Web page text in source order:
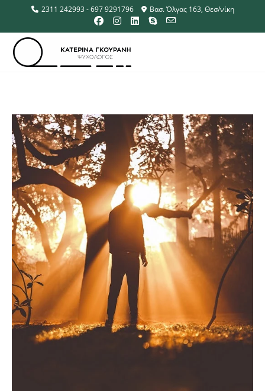
2311 242993 - 697 9291796 Βασ. Όλγας 163, Θεσ/νίκη